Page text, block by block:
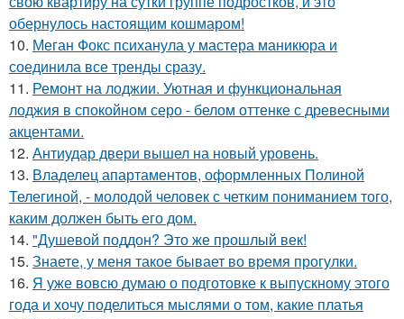
обернулось настоящим кошмаром!
10. Меган Фокс психанула у мастера маникюра и
соединила все тренды сразу.
11. Ремонт на лоджии. Уютная и функциональная
лоджия в спокойном серо - белом оттенке с древесными
акцентами.
12. Антиудар двери вышел на новый уровень.
13. Владелец апартаментов, оформленных Полиной
Телегиной, - молодой человек с четким пониманием того,
каким должен быть его дом.
14. "Душевой поддон? Это же прошлый век!
15. Знаете, у меня такое бывает во время прогулки.
16. Я уже вовсю думаю о подготовке к выпускному этого
года и хочу поделиться мыслями о том, какие платья